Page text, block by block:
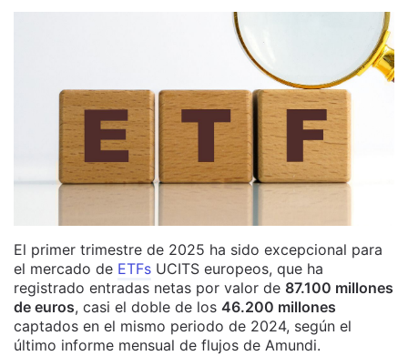
El primer trimestre de 2025 ha sido excepcional para
el mercado de ETFs UCITS europeos, que ha
registrado entradas netas por valor de 87.100 millones
de euros, casi el doble de los 46.200 millones
captados en el mismo periodo de 2024, según el
último informe mensual de flujos de Amundi.